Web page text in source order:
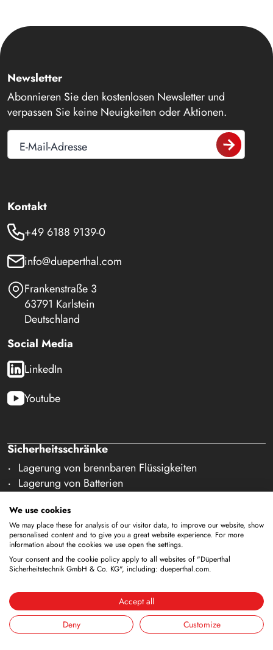
Newsletter
Abonnieren Sie den kostenlosen Newsletter und
verpassen Sie keine Neuigkeiten oder Aktionen.
E-Mail-Adresse
Kontakt
+49 6188 9139-0
info@dueperthal.com
Frankenstraße 3
63791 Karlstein
Deutschland
Social Media
LinkedIn
Youtube
Sicherheitsschränke
Lagerung von brennbaren Flüssigkeiten
Lagerung von Batterien
Lagerung von Druckgasflaschen
Lagerung mit integrierter Entsorgung
Gekühlte Lagerung
Kombinierte Lagerung
Lagerung in Reinräumen
Lagerung von nicht brennbaren Medien
Sicherheitsausstattung
We use cookies
We may place these for analysis of our visitor data, to improve our website, show
personalised content and to give you a great website experience. For more
information about the cookies we use open the settings.
Your consent and the cookie policy apply to all websites of "Düperthal
Sicherheitstechnik GmbH & Co. KG", including: dueperthal.com.
Accept all
Deny
Customize